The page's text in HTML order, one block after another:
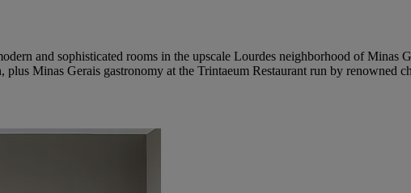
and sophisticated rooms in the upscale Lourdes neighborhood of Minas
Minas Gerais gastronomy at the Trintaeum Restaurant run by